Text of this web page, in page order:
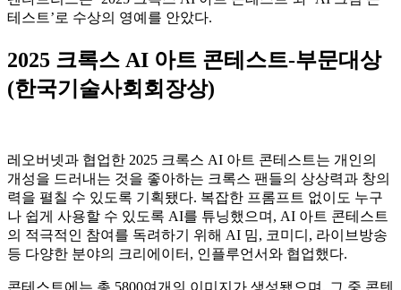
테스트’로 수상의 영예를 안았다.
2025 크록스 AI 아트 콘테스트-부문대상
(한국기술사회회장상)
레오버넷과 협업한 2025 크록스 AI 아트 콘테스트는 개인의
개성을 드러내는 것을 좋아하는 크록스 팬들의 상상력과 창의
력을 펼칠 수 있도록 기획됐다. 복잡한 프롬프트 없이도 누구
나 쉽게 사용할 수 있도록 AI를 튜닝했으며, AI 아트 콘테스트
의 적극적인 참여를 독려하기 위해 AI 밈, 코미디, 라이브방송
등 다양한 분야의 크리에이터, 인플루언서와 협업했다.
콘테스트에는 총 5800여개의 이미지가 생성됐으며, 그 중 콘텐